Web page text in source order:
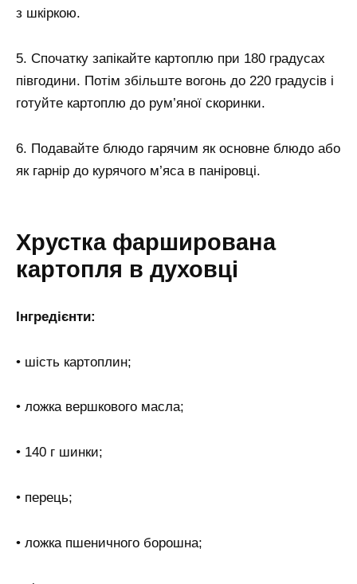
з шкіркою.
5. Спочатку запікайте картоплю при 180 градусах
півгодини. Потім збільште вогонь до 220 градусів і
готуйте картоплю до рум’яної скоринки.
6. Подавайте блюдо гарячим як основне блюдо або
як гарнір до курячого м’яса в паніровці.
Хрустка фарширована
картопля в духовці
Інгредієнти:
• шість картоплин;
• ложка вершкового масла;
• 140 г шинки;
• перець;
• ложка пшеничного борошна;